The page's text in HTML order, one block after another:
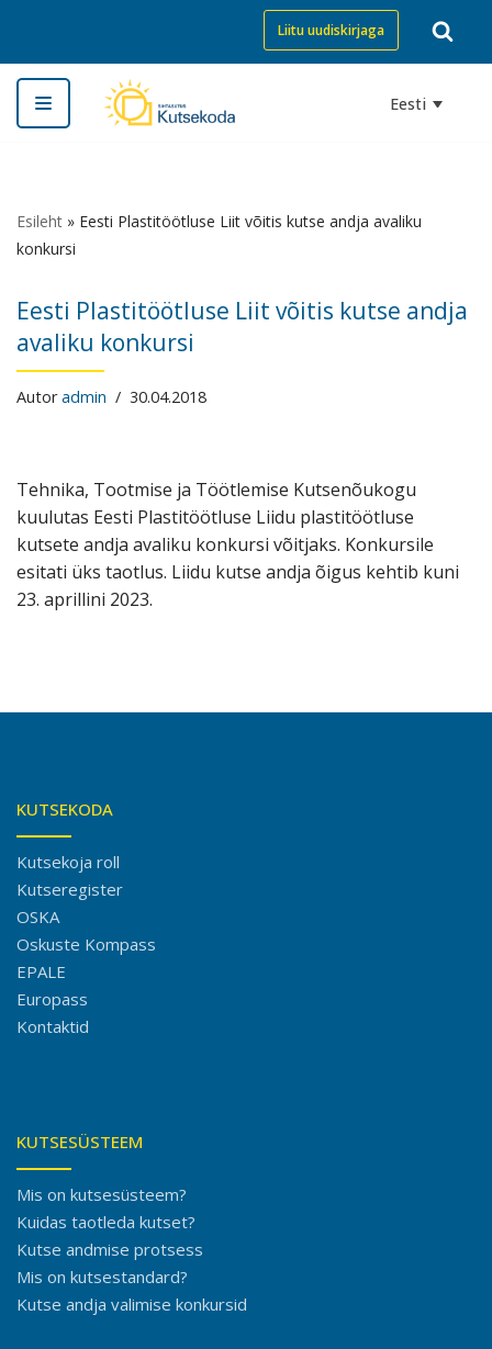
Skip
to
content
Liitu uudiskirjaga
Eesti
Esileht » Eesti Plastitöötluse Liit võitis kutse andja avaliku
konkursi
Eesti Plastitöötluse Liit võitis kutse andja
avaliku konkursi
Autoradmin 30.04.2018
Tehnika, Tootmise ja Töötlemise Kutsenõukogu
kuulutas Eesti Plastitöötluse Liidu plastitöötluse
kutsete andja avaliku konkursi võitjaks. Konkursile
esitati üks taotlus. Liidu kutse andja õigus kehtib kuni
23. aprillini 2023.
KUTSEKODA
Kutsekoja roll
Kutseregister
OSKA
Oskuste Kompass
EPALE
Europass
Kontaktid
KUTSESÜSTEEM
Mis on kutsesüsteem?
Kuidas taotleda kutset?
Kutse andmise protsess
Mis on kutsestandard?
Kutse andja valimise konkursid